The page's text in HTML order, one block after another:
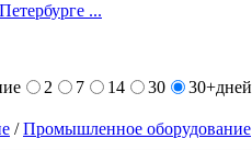
...
2 7 14 30 30+дней
/Промышленное оборудование